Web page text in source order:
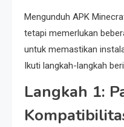
Mengunduh APK
tetapi memerlukan
untuk memastikan
Ikuti langkah-langkah
Langkah 1: